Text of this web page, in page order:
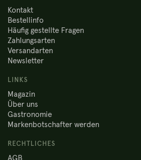
Kontakt
Bestellinfo
Häufig gestellte Fragen
Zahlungsarten
Versandarten
Newsletter
LINKS
Magazin
Über uns
Gastronomie
Markenbotschafter werden
RECHTLICHES
AGB